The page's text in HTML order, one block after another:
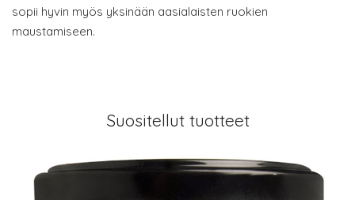
sopii hyvin myös yksinään aasialaisten ruokien
maustamiseen.
Suositellut tuotteet